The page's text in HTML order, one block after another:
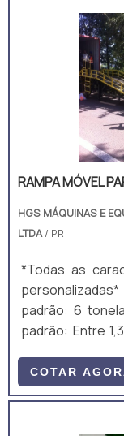
articulado
tesoura.
primas de
durabilidade,
elevadas
para a
determinado
RAMPA MÓVEL
HGS MÁQUINAS E
LTDA/ PR
*Todas as
personalizadas* Capacidade de carga
padrão: 6
padrão: Entre
2m; Ajuste de altura padrão: Manual,
mecânico, por
carbono A36,
COTAR